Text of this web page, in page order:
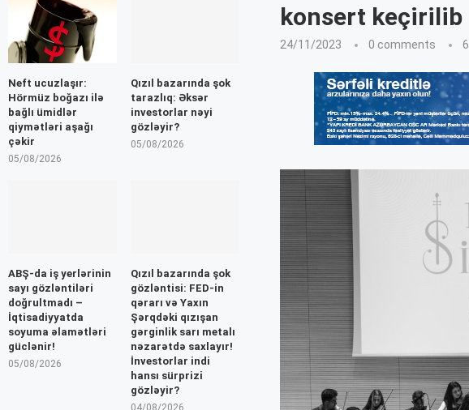
konsert keçirilib
24/11/2023 0 comments 6
Neft ucuzlaşır:
Hörmüz boğazı ilə
bağlı ümidlər
qiymətləri aşağı
çəkir
05/08/2026
Qızıl bazarında şok
tarazlıq: Əksər
investorlar nəyi
gözləyir?
05/08/2026
ABŞ-da iş yerlərinin
sayı gözləntiləri
doğrultmadı –
İqtisadiyyatda
soyuma əlamətləri
güclənir!
05/08/2026
Qızıl bazarında şok
gözləntisi: FED-in
qərarı və Yaxın
Şərqdəki qızışan
gərginlik sarı metalı
nəzarətdə saxlayır!
İnvestorlar indi
hansı sürprizi
gözləyir?
04/08/2026